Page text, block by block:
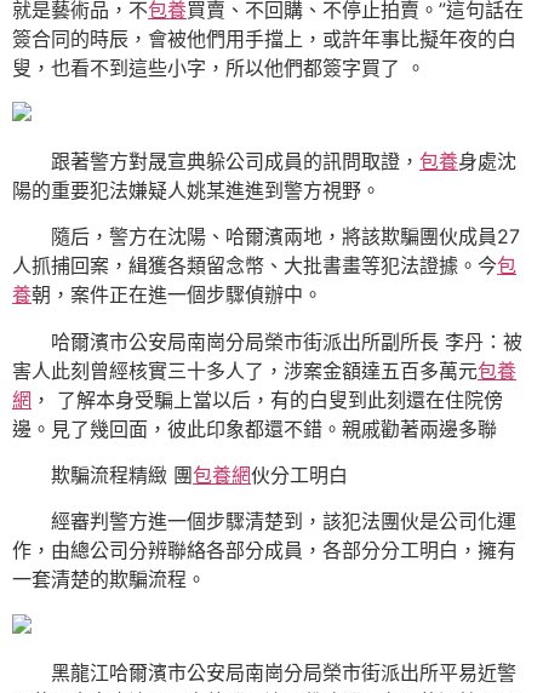
就是藝術品，不包養買賣、不回購、不停止拍賣。”這句話在
簽合同的時辰，會被他們用手擋上，或許年事比擬年夜的白
叟，也看不到這些小字，所以他們都簽字買了 。
跟著警方對晟宣典躲公司成員的訊問取證， 包養身處沈
陽的重要犯法嫌疑人姚某進進到警方視野。
隨后，警方在沈陽、哈爾濱兩地，將該欺騙團伙成員27
人抓捕回案，緝獲各類留念幣、大批書畫等犯法證據。今包
養朝，案件正在進一個步驟偵辦中。
哈爾濱市公安局南崗分局榮市街派出所副所長 李丹：被
害人此刻曾經核實三十多人了，涉案金額達五百多萬元包養
網 ， 了解本身受騙上當以后，有的白叟到此刻還在住院傍
邊。見了幾回面，彼此印象都還不錯。親戚勸著兩邊多聯
欺騙流程精緻 團包養網伙分工明白
經審判警方進一個步驟清楚到，該犯法團伙是公司化運
作，由總公司分辨聯絡各部分成員，各部分分工明白，擁有
一套清楚的欺騙流程。
黑龍江哈爾濱市公安局南崗分局榮市街派出所平易近警